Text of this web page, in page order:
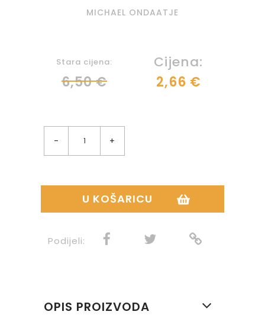
MICHAEL ONDAATJE
Stara cijena:
6,50 €
Cijena:
2,66 €
- +
U KOŠARICU
Podijeli:
OPIS PROIZVODA